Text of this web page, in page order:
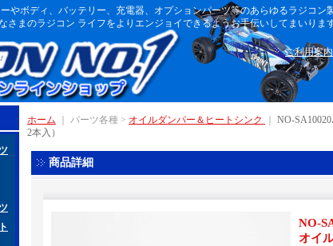
やボディ、バッテリー、充電器、オプションパーツ等のあらゆるラジコ
さまのラジコン ライフをよりエンジョイできるようお手伝いしてまいります
ご利用案内
ホーム ｜ パーツ各種 > オイルダンパー＆ヒートシンク
NO-
2本入）
商品詳細
NO-
オイ